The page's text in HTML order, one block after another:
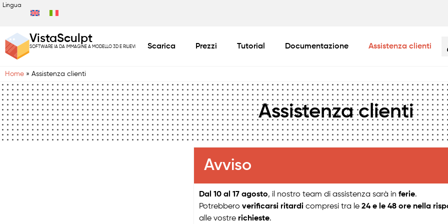
Lingua
VistaSculpt
SOFTWARE IA DA IMMAGINE A MODELLO 3D E RILIEVI Scarica Prezzi Tutorial Documentazione Assistenza clienti
Home » Assistenza clienti
Assistenza clienti
Avviso
Dal 10 al 17 agosto, il nostro team di assistenza sarà in ferie.
Potrebbero verificarsi ritardi compresi tra le 24 e le 48 ore nella
alle vostre richieste.